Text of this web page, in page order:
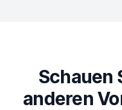
Schauen
anderen